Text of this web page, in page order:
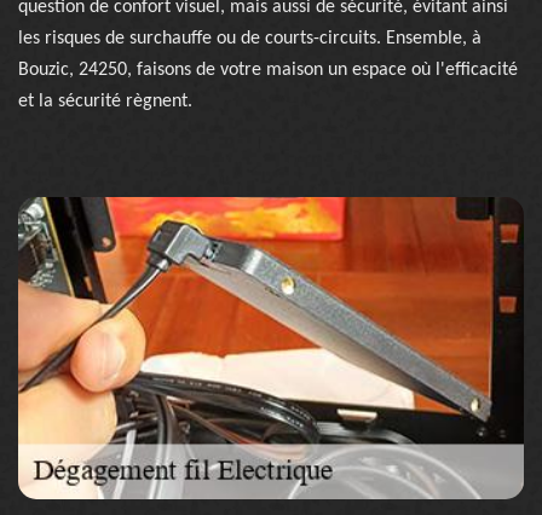
question de confort visuel, mais aussi de sécurité, évitant ainsi
les risques de surchauffe ou de courts-circuits. Ensemble, à
Bouzic, 24250, faisons de votre maison un espace où l'efficacité
et la sécurité règnent.